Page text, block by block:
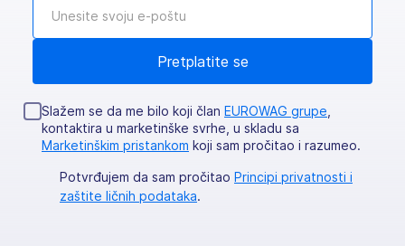
Slažem se da me bilo koji član EUROWAG grupe
kontaktira u marketinške svrhe, u skladu sa
Marketinškim pristankom koji sam pročitao i razumeo.
Potvrđujem da sam pročitao Principi privatnosti i
zaštite ličnih podataka.